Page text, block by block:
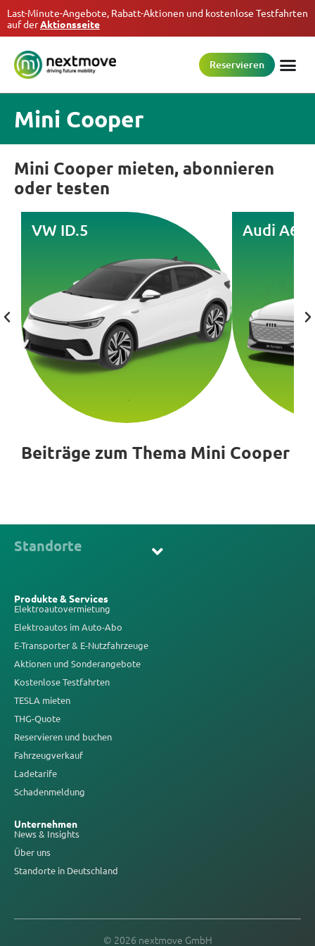
Last-Minute-Angebote, Rabatt-Aktionen und kostenlose Testfahrten
auf derAktionsseite
Reservieren
Mini Cooper
Mini Cooper mieten, abonnieren
oder testen
VW ID.5 Audi A6
Beiträge zum Thema Mini Cooper
Standorte
Produkte & Services
Elektroautovermietung
Elektroautos im Auto-Abo
E-Transporter & E-Nutzfahrzeuge
Aktionen und Sonderangebote
Kostenlose Testfahrten
TESLA mieten
THG-Quote
Reservieren und buchen
Fahrzeugverkauf
Ladetarife
Schadenmeldung
Unternehmen
News & Insights
Über uns
Standorte in Deutschland
© 2026 nextmove GmbH